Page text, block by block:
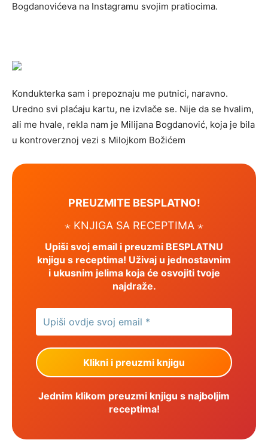
Bogdanovićeva na Instagramu svojim pratiocima.
Kondukterka sam i prepoznaju me putnici, naravno.
Uredno svi plaćaju kartu, ne izvlače se. Nije da se hvalim,
ali me hvale, rekla nam je Milijana Bogdanović, koja je bila
u kontroverznoj vezi s Milojkom Božićem
PREUZMITE BESPLATNO!
⋆ KNJIGA SA RECEPTIMA ⋆
Upiši svoj email i preuzmi BESPLATNU
knjigu s receptima! Uživaj u jednostavnim
i ukusnim jelima koja će osvojiti tvoje
najdraže.
Jednim klikom preuzmi knjigu s najboljim
receptima!